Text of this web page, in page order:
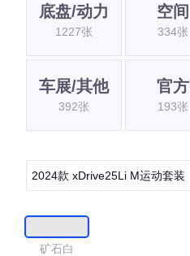
底盘/动力
1227张
空间
334张
车展/其他
392张
官方
193张
2024款 xDrive25Li M运动套装
矿石白